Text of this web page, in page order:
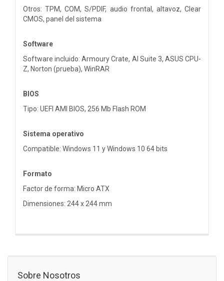
Otros: TPM, COM, S/PDIF, audio frontal, altavoz, Clear
CMOS, panel del sistema
Software
Software incluido: Armoury Crate, AI Suite 3, ASUS CPU-
Z, Norton (prueba), WinRAR
BIOS
Tipo: UEFI AMI BIOS, 256 Mb Flash ROM
Sistema operativo
Compatible: Windows 11 y Windows 10 64 bits
Formato
Factor de forma: Micro ATX
Dimensiones: 244 x 244 mm
Sobre Nosotros